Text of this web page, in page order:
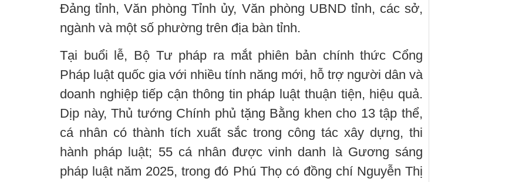
Đảng tỉnh, Văn phòng Tỉnh ủy, Văn phòng UBND tỉnh, các sở,
ngành và một số phường trên địa bàn tỉnh.
Tại buổi lễ, Bộ Tư pháp ra mắt phiên bản chính thức Cổng
Pháp luật quốc gia với nhiều tính năng mới, hỗ trợ người dân và
doanh nghiệp tiếp cận thông tin pháp luật thuận tiện, hiệu quả.
Dịp này, Thủ tướng Chính phủ tặng Bằng khen cho 13 tập thể,
cá nhân có thành tích xuất sắc trong công tác xây dựng, thi
hành pháp luật; 55 cá nhân được vinh danh là Gương sáng
pháp luật năm 2025, trong đó Phú Thọ có đồng chí Nguyễn Thị